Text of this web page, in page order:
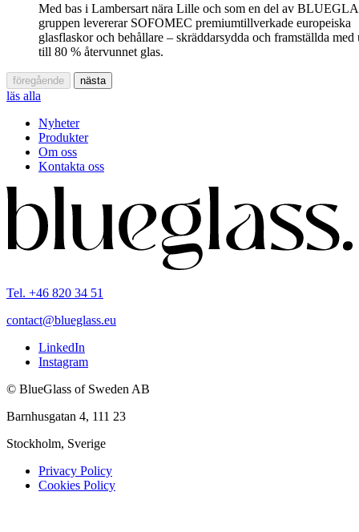
Med bas i Lambersart nära Lille och som en del av
gruppen levererar SOFOMEC premiumtillverkade europeiska
glasflaskor och behållare – skräddarsydda och framställda med
till 80 % återvunnet glas.
föregående nästa
läs alla
Nyheter
Produkter
Om oss
Kontakta oss
Tel. +46 820 34 51
contact@blueglass.eu
LinkedIn
Instagram
© BlueGlass of Sweden AB
Barnhusgatan 4, 111 23
Stockholm, Sverige
Privacy Policy
Cookies Policy